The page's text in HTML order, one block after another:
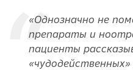
«Однозначно не
препараты и
пациенты